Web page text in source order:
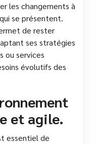
les changements à
se présentent.
de rester
ses stratégies
ou services
évolutifs des
et agile.
essentiel de